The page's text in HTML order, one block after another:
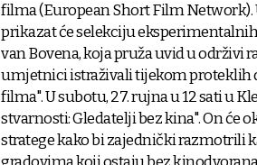
filma (European Short Film Network).
prikazat će selekciju
van Bovena, koja pruža uvid u održivi
umjetnici istraživali tijekom proteklih
filma". U subotu, 27. rujna u 12 sati u
stvarnosti: Gledatelji bez kina". On
stratege kako bi zajednički razmotrili